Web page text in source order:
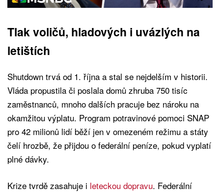
Tlak voličů, hladových i uvázlých na
letištích
Shutdown trvá od 1. října a stal se nejdelším v historii.
Vláda propustila či poslala domů zhruba 750 tisíc
zaměstnanců, mnoho dalších pracuje bez nároku na
okamžitou výplatu. Program potravinové pomoci SNAP
pro 42 milionů lidí běží jen v omezeném režimu a státy
čelí hrozbě, že přijdou o federální peníze, pokud vyplatí
plné dávky.
Krize tvrdě zasahuje i leteckou dopravu. Federální